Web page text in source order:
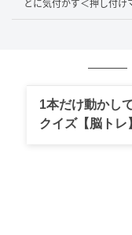
長女のお友だちの
うお友だちを見つ
いればいいんだな
著者：石井ゆうき
して時短勤務。お
とに気付かず＜押し付け
1本だけ動かし
クイズ【脳トレ